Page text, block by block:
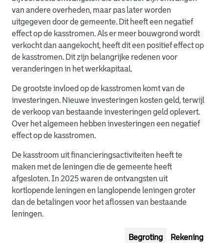
van andere overheden, maar pas later worden
uitgegeven door de gemeente. Dit heeft een negatief
effect op de kasstromen. Als er meer bouwgrond wordt
verkocht dan aangekocht, heeft dit een positief effect op
de kasstromen. Dit zijn belangrijke redenen voor
veranderingen in het werkkapitaal.
De grootste invloed op de kasstromen komt van de
investeringen. Nieuwe investeringen kosten geld, terwijl
de verkoop van bestaande investeringen geld oplevert.
Over het algemeen hebben investeringen een negatief
effect op de kasstromen.
De kasstroom uit financieringsactiviteiten heeft te
maken met de leningen die de gemeente heeft
afgesloten. In 2025 waren de ontvangsten uit
kortlopende leningen en langlopende leningen groter
dan de betalingen voor het aflossen van bestaande
leningen.
Begroting Rekening